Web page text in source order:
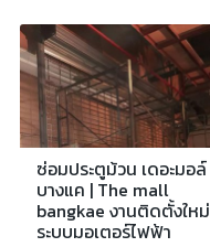
ซ่อมประตูม้วน เดอะมอล์
บางแค | The mall
bangkae งานติดตั้งใหม่
ระบบมอเตอร์ไฟฟ้า